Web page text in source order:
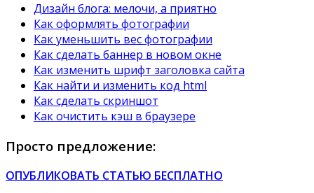
Дизайн блога: мелочи, а приятно
Как оформлять фотографии
Как уменьшить вес фотографии
Как сделать баннер в новом окне
Как изменить шрифт заголовка сайта
Как найти и изменить код html
Как сделать скриншот
Как очистить кэш в браузере
Просто предложение:
ОПУБЛИКОВАТЬ СТАТЬЮ БЕСПЛАТНО